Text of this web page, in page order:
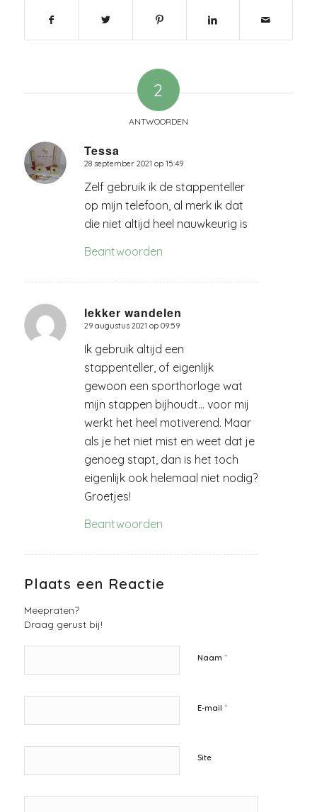
2
ANTWOORDEN
Tessa
zegt:
28 september 2021 op 15:49
Zelf gebruik ik de stappenteller
op mijn telefoon, al merk ik dat
die niet altijd heel nauwkeurig is
Beantwoorden
lekker wandelen
zegt:
29 augustus 2021 op 09:59
Ik gebruik altijd een
stappenteller, of eigenlijk
gewoon een sporthorloge wat
mijn stappen bijhoudt… voor mij
werkt het heel motiverend. Maar
als je het niet mist en weet dat je
genoeg stapt, dan is het toch
eigenlijk ook helemaal niet nodig?
Groetjes!
Beantwoorden
Plaats een Reactie
Meepraten?
Draag gerust bij!
Naam *
E-mail *
Site